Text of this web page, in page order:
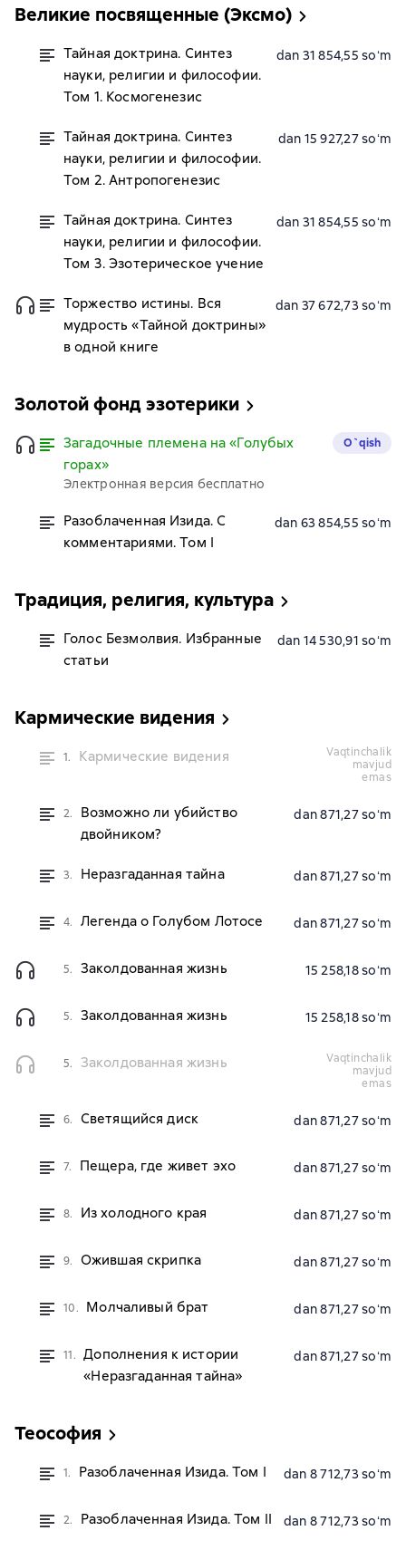
Великие посвященные (Эксмо)
Тайная доктрина. Синтез
науки, религии и философии.
Том 1. Космогенезис
dan 31 854,55 soʻm
Тайная доктрина. Синтез
науки, религии и философии.
Том 2. Антропогенезис
dan 15 927,27 soʻm
Тайная доктрина. Синтез
науки, религии и философии.
Том 3. Эзотерическое учение
dan 31 854,55 soʻm
Торжество истины. Вся
мудрость «Тайной доктрины»
в одной книге
dan 37 672,73 soʻm
Золотой фонд эзотерики
Загадочные племена на «Голубых
горах»
Электронная версия бесплатно
O`qish
Разоблаченная Изида. С
комментариями. Том I
dan 63 854,55 soʻm
Традиция, религия, культура
Голос Безмолвия. Избранные
статьи
dan 14 530,91 soʻm
Кармические видения
1. Кармические видения
vaqtinchalik
mavjud
emas
2.
Возможно ли убийство
двойником?
dan 871,27 soʻm
3. Неразгаданная тайна dan 871,27 soʻm
4. Легенда о Голубом Лотосе dan 871,27 soʻm
5. Заколдованная жизнь 15 258,18 soʻm
5. Заколдованная жизнь 15 258,18 soʻm
5. Заколдованная жизнь
vaqtinchalik
mavjud
emas
6. Светящийся диск dan 871,27 soʻm
7. Пещера, где живет эхо dan 871,27 soʻm
8. Из холодного края dan 871,27 soʻm
9. Ожившая скрипка dan 871,27 soʻm
10. Молчаливый брат dan 871,27 soʻm
11. Дополнения к истории
«Неразгаданная тайна»
dan 871,27 soʻm
Теософия
1. Разоблаченная Изида. Том I dan 8 712,73 soʻm
2. Разоблаченная Изида. Том II dan 8 712,73 soʻm